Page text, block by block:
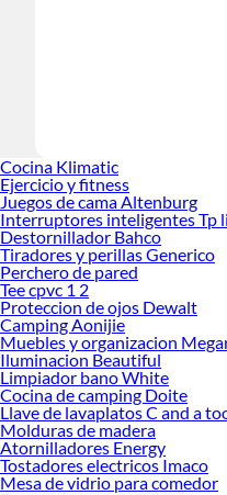
Cocina Klimatic
Ejercicio y fitness
Juegos de cama Altenburg
Interruptores inteligentes Tp
Destornillador Bahco
Tiradores y perillas Generico
Perchero de pared
Tee cpvc 1 2
Proteccion de ojos Dewalt
Camping Aonijie
Muebles y organizacion
Iluminacion Beautiful
Limpiador bano White
Cocina de camping Doite
Llave de lavaplatos C and a
Molduras de madera
Atornilladores Energy
Tostadores electricos Imaco
Mesa de vidrio para comedor